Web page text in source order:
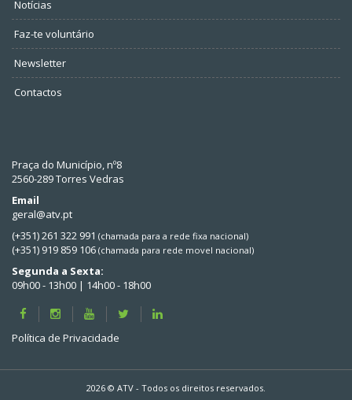
Notícias
Faz-te voluntário
Newsletter
Contactos
Praça do Município, nº8
2560-289 Torres Vedras
Email
geral@atv.pt
(+351) 261 322 991 (chamada para a rede fixa nacional)
(+351) 919 859 106 (chamada para rede movel nacional)
Segunda a Sexta:
09h00 - 13h00 | 14h00 - 18h00
Política de Privacidade
2026 © ATV - Todos os direitos reservados.